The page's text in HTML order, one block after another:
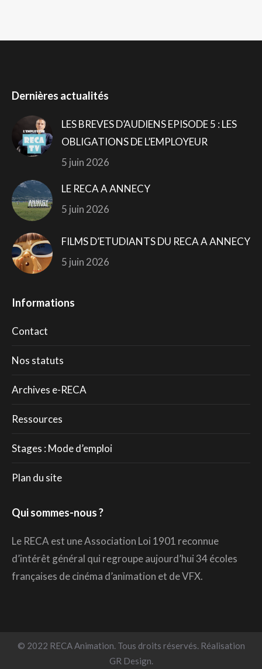
Dernières actualités
LES BREVES D’AUDIENS EPISODE 5 : LES
OBLIGATIONS DE L’EMPLOYEUR
5 juin 2026
LE RECA A ANNECY
5 juin 2026
FILMS D’ETUDIANTS DU RECA A ANNECY
5 juin 2026
Informations
Contact
Nos statuts
Archives e-RECA
Ressources
Stages : Mode d’emploi
Plan du site
Qui sommes-nous ?
Le RECA est une Association Loi 1901 reconnue
d’intérêt général qui regroupe aujourd’hui 34 écoles
françaises de cinéma d’animation et de VFX.
© 2022 RECA Animation. Tous droits réservés. Réalisation
GR Design.